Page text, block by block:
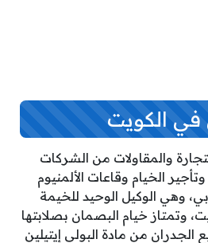
في الكويت
والمقاولات من الشركات
الخيام وقاعات الألمنيوم
وهي الوكيل الوحيد للخيمة
وتمتاز خيام البصمان بصلابتها
من مادة البولي إيتيلين